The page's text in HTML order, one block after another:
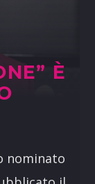
È
nominato